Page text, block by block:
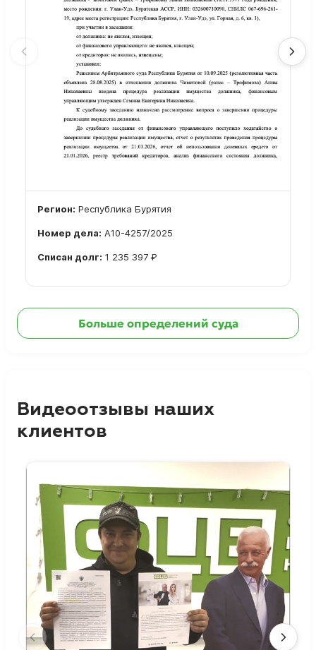
Регион: Республика Бурятия
Номер дела: А10-4257/2025
Списан долг: 1 235 397 ₽
Больше определений суда
Видеоотзывы наших
клиентов